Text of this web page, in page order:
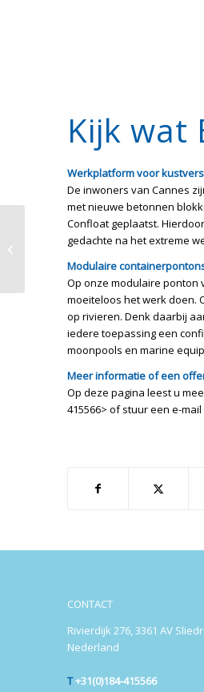
Kijk wat
Werkplatform voor
De inwoners van Cannes
met nieuwe betonnen
Confloat geplaatst.
gedachte na het extreme
Modulaire
Op onze modulaire ponton
moeiteloos het werk doen.
op rivieren. Denk daarbij
iedere toepassing een
moonpools en marine
Meer informatie of een
Op deze pagina leest u
415566> of stuur een e-
CONTACT
Rivierdijk 276, 3361 AV
Nederland
T+31(0)184-415566
Baars sponsort het
Baggerfestival
Sliedrecht